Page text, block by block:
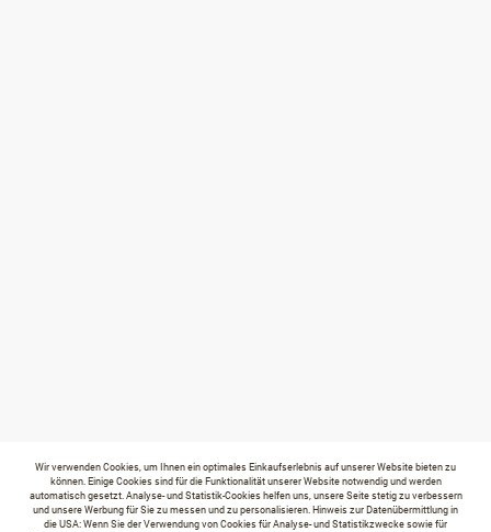
Wir verwenden Cookies, um Ihnen ein optimales Einkaufserlebnis auf unserer Website bieten zu
können. Einige Cookies sind für die Funktionalität unserer Website notwendig und werden
automatisch gesetzt. Analyse- und Statistik-Cookies helfen uns, unsere Seite stetig zu verbessern
und unsere Werbung für Sie zu messen und zu personalisieren. Hinweis zur Datenübermittlung in
die USA: Wenn Sie der Verwendung von Cookies für Analyse- und Statistikzwecke sowie für